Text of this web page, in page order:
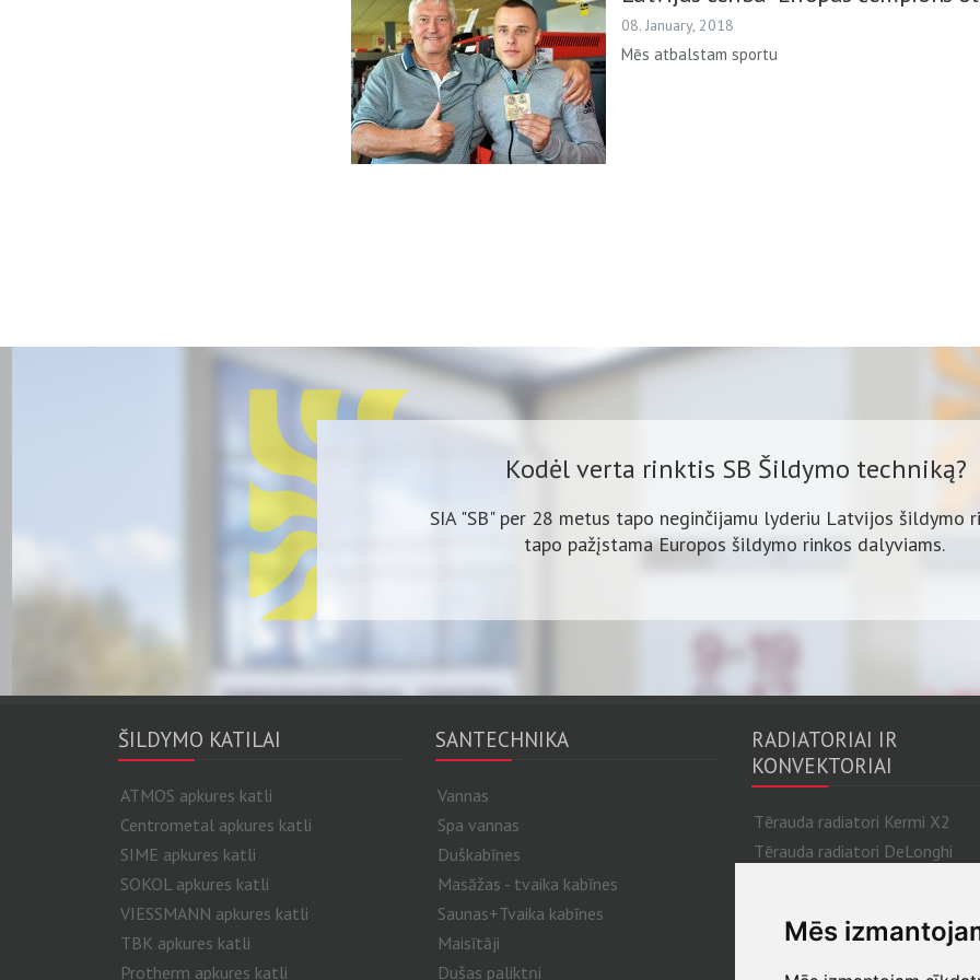
Mēs
08. January, 2018
Mēs atbalstam sportu
Kodėl verta rinktis SB Šildymo techniką?
SIA "SB" per 28 metus tapo neginčijamu lyderiu Latvijos šildymo
tapo pažįstama Europos šildymo rinkos dalyviams.
ŠILDYMO KATILAI
ATMOS apkures katli
Centrometal apkures katli
SIME apkures katli
SOKOL apkures katli
VIESSMANN apkures katli
TBK apkures katli
Protherm apkures katli
SANTECHNIKA
Vannas
Spa vannas
Duškabīnes
Masāžas - tvaika kabīnes
Saunas+Tvaika kabīnes
Maisītāji
Dušas paliktņi
RADIATORIAI IR
KONVEKTORIAI
Tērauda radiatori Kermi X2
Tērauda radiatori DeLonghi
Konvektori Licon
KAMPMANN konvektori